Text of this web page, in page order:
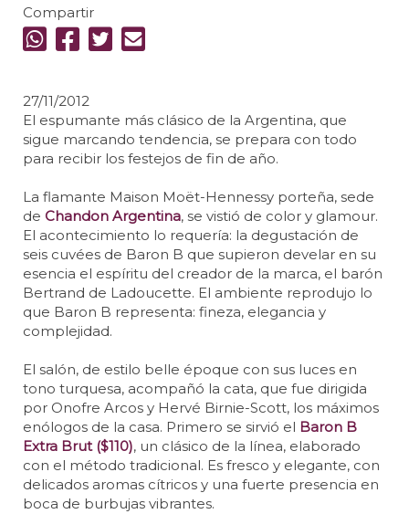
Compartir
27/11/2012
El espumante más clásico de la Argentina, que
sigue marcando tendencia, se prepara con todo
para recibir los festejos de fin de año.
La flamante Maison Moët-Hennessy porteña, sede
de Chandon Argentina, se vistió de color y glamour.
El acontecimiento lo requería: la degustación de
seis cuvées de Baron B que supieron develar en su
esencia el espíritu del creador de la marca, el barón
Bertrand de Ladoucette. El ambiente reprodujo lo
que Baron B representa: fineza, elegancia y
complejidad.
El salón, de estilo belle époque con sus luces en
tono turquesa, acompañó la cata, que fue dirigida
por Onofre Arcos y Hervé Birnie-Scott, los máximos
enólogos de la casa. Primero se sirvió el Baron B
Extra Brut ($110), un clásico de la línea, elaborado
con el método tradicional. Es fresco y elegante, con
delicados aromas cítricos y una fuerte presencia en
boca de burbujas vibrantes.